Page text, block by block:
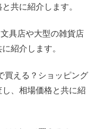
共に紹介します。
具店や大型の雑貨店
紹介します。
買える？ショッピング
、相場価格と共に紹